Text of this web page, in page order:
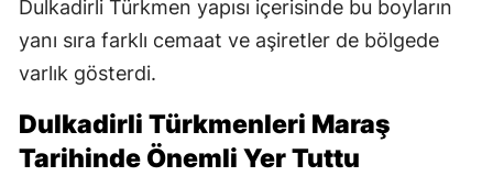
Dulkadirli Türkmen yapısı içerisinde bu boyların
yanı sıra farklı cemaat ve aşiretler de bölgede
varlık gösterdi.
Dulkadirli Türkmenleri Maraş
Tarihinde Önemli Yer Tuttu